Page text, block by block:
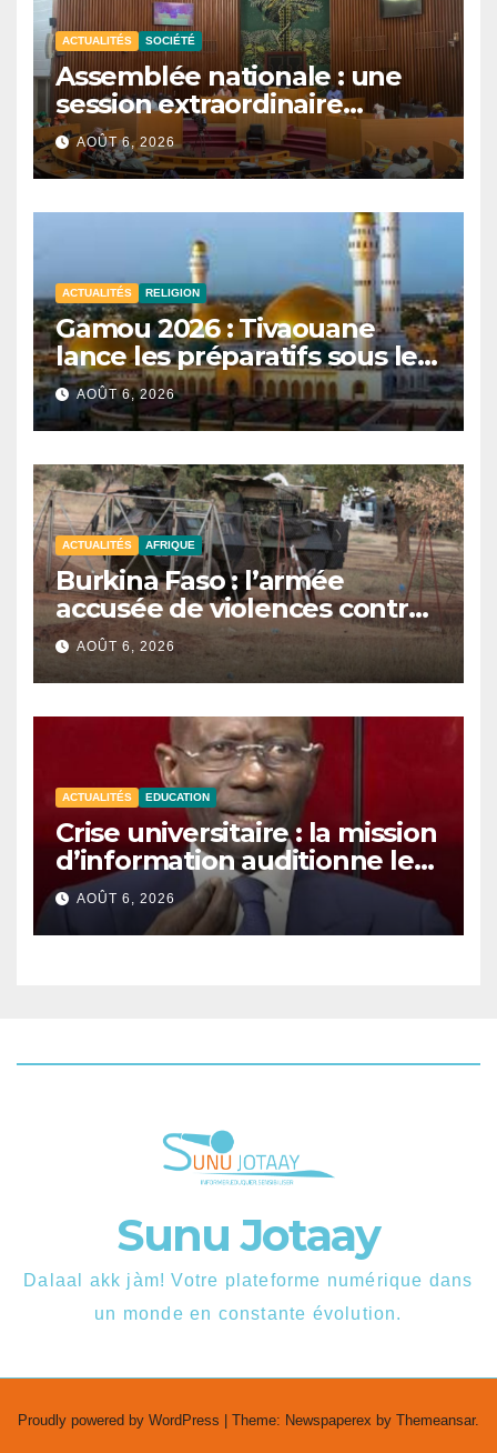
ACTUALITÉS SOCIÉTÉ
Assemblée nationale : une
session extraordinaire
convoquée le 10 août avec
plusieurs commissions
d’enquête à l’ordre du jour.
AOÛT 6, 2026
ACTUALITÉS RELIGION
Gamou 2026 : Tivaouane
lance les préparatifs sous le
signe de l’unité et du Tawhid.
AOÛT 6, 2026
ACTUALITÉS AFRIQUE
Burkina Faso : l’armée
accusée de violences contre
des civils après une attaque
jihadiste.
AOÛT 6, 2026
ACTUALITÉS EDUCATION
Crise universitaire : la mission
d’information auditionne le
ministre Boubacar Camara.
AOÛT 6, 2026
Sunu Jotaay
Dalaal akk jàm! Votre plateforme numérique dans
un monde en constante évolution.
Proudly powered by WordPress Theme: Newspaperex by Themeansar.